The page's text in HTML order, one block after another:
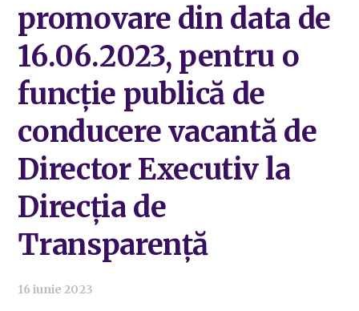
promovare din data de
16.06.2023, pentru o
funcție publică de
conducere vacantă de
Director Executiv la
Direcția de
Transparență
16 iunie 2023